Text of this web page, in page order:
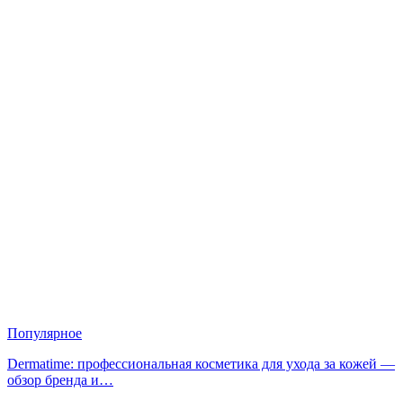
Популярное
Dermatime: профессиональная косметика для ухода за кожей —
обзор бренда и…